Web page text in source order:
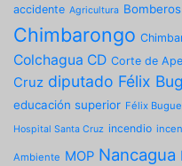
accidente Agricultura Bomberos
Chimbarongo
Colchagua CD Corte de
Cruz diputado Félix
educación superior Félix
Hospital Santa Cruz incendio
Ambiente MOP Nancagua